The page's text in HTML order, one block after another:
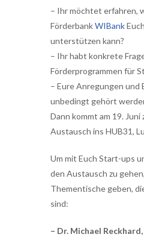
– Ihr möchtet erfahren,
FörderbankWIBank
unterstützen kann?
– Ihr habt konkrete
Förderprogrammen für
– Eure Anregungen und
unbedingt gehört
Dann kommt am 19. Juni
Austausch ins HUB31,
Um mit Euch Start-ups
den Austausch zu
Thementische geben,
sind:
– Dr. Michael